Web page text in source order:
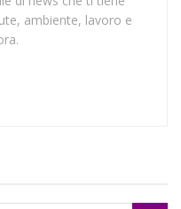
ambiente, lavoro e